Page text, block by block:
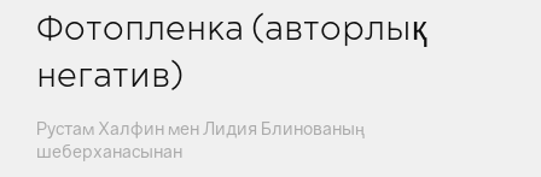
Фотопленка (авторлық
негатив)
Рустам Халфин мен Лидия Блинованың
шеберханасынан